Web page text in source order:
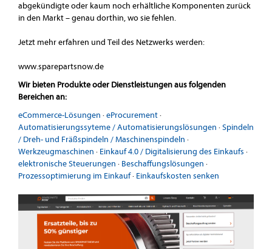
abgekündigte oder kaum noch erhältliche Komponenten zurück
in den Markt – genau dorthin, wo sie fehlen.
Jetzt mehr erfahren und Teil des Netzwerks werden:
www.sparepartsnow.de
Wir bieten Produkte oder Dienstleistungen aus folgenden
Bereichen an:
eCommerce-Lösungen ·eProcurement·
Automatisierungssyteme / Automatisierungslösungen ·Spindeln
/ Dreh- und Fräßspindeln / Maschinenspindeln ·
Werkzeugmaschinen · Einkauf 4.0 / Digitalisierung des Einkaufs ·
elektronische Steuerungen · Beschaffungslösungen ·
Prozessoptimierung im Einkauf· Einkaufskosten senken